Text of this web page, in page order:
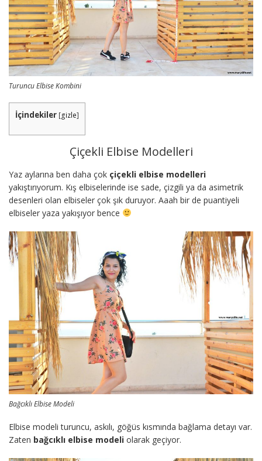
Turuncu Elbise Kombini
İçindekiler [gizle]
Çiçekli Elbise Modelleri
Yaz aylarına ben daha çok çiçekli elbise modelleri
yakıştırıyorum. Kış elbiselerinde ise sade, çizgili ya da asimetrik
desenleri olan elbiseler çok şık duruyor. Aaah bir de puantiyeli
elbiseler yaza yakışıyor bence
Bağcıklı Elbise Modeli
Elbise modeli turuncu, askılı, göğüs kısmında bağlama detayı var.
Zaten bağcıklı elbise modeli olarak geçiyor.